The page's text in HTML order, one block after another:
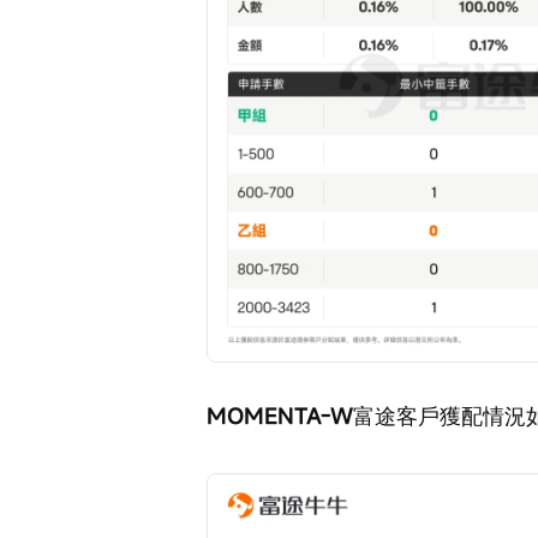
MOMENTA-W富途客戶獲配情況